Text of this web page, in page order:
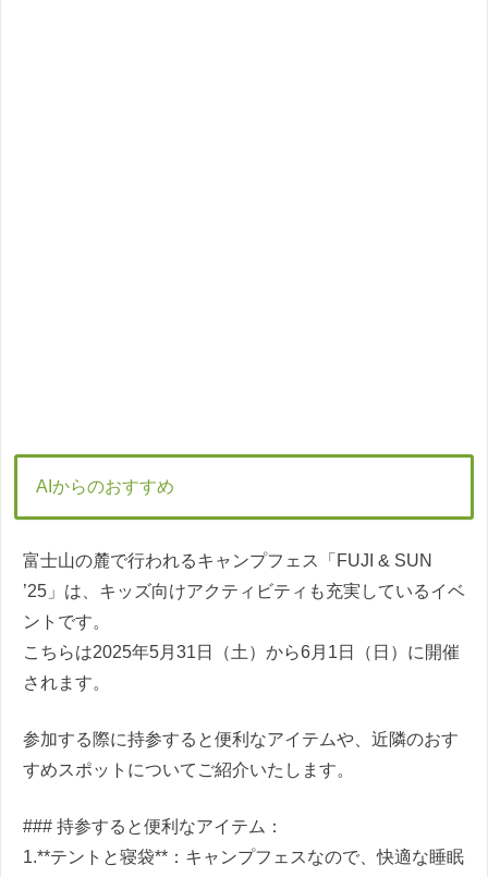
AIからのおすすめ
富士山の麓で行われるキャンプフェス「FUJI & SUN
’25」は、キッズ向けアクティビティも充実しているイベ
ントです。
こちらは2025年5月31日（土）から6月1日（日）に開催
されます。
参加する際に持参すると便利なアイテムや、近隣のおす
すめスポットについてご紹介いたします。
### 持参すると便利なアイテム：
1.**テントと寝袋**：キャンプフェスなので、快適な睡眠